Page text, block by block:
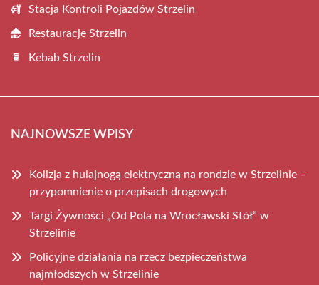
Stacja Kontroli Pojazdów Strzelin
Restauracje Strzelin
Kebab Strzelin
NAJNOWSZE WPISY
Kolizja z hulajnogą elektryczną na rondzie w Strzelinie –
przypomnienie o przepisach drogowych
Targi Żywności „Od Pola na Wrocławski Stół” w
Strzelinie
Policyjne działania na rzecz bezpieczeństwa
najmłodszych w Strzelinie